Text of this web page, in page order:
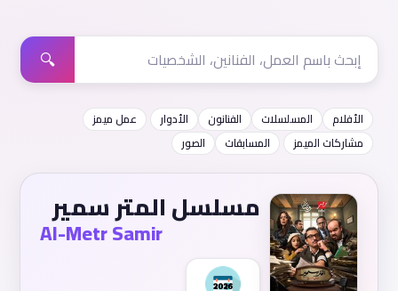
🔍
الأفلام المسلسلات الفنانون الأدوار
عمل ميمز
مشاركات الميمز
المسابقات الصور
مسلسل المتر سمير
Al-Metr Samir